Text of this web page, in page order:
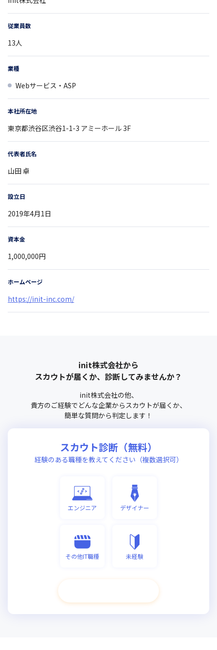
従業員数
13人
業種
Webサービス・ASP
本社所在地
東京都渋谷区渋谷1-1-3 アミーホール 3F
代表者氏名
山田 卓
設立日
2019年4月1日
資本金
1,000,000円
ホームページ
https://init-inc.com/
init株式会社から
スカウトが届くか、診断してみませんか？
init株式会社の他、
貴方のご経験でどんな企業からスカウトが届くか、
簡単な質問から判定します！
スカウト診断（無料）
経験のある職種を教えてください（複数選択可）
エンジニア デザイナー
その他IT職種 未経験